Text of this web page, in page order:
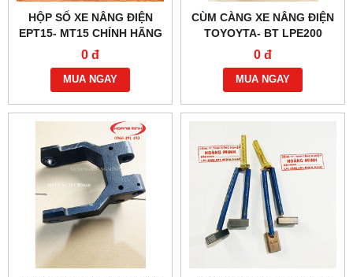
HỘP SỐ XE NÂNG ĐIỆN
EPT15- MT15 CHÍNH HÃNG
0 đ
MUA NGAY
CÙM CÀNG XE NÂNG ĐIỆN
TOYOYTA- BT LPE200
0 đ
MUA NGAY